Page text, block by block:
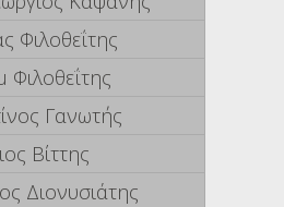
Φιλοθεΐτης
Φιλοθεΐτης
Γανωτής
Βίττης
Διονυσιάτης